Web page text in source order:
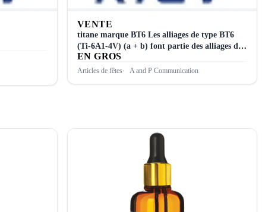
VENTE
titane marque ВТ6 Les alliages de type BT6
(Ti-6A1-4V) (a + b) font partie des alliages de
titane les plus courants à l’étranger
EN GROS
Articles de fêtes A and P Communication